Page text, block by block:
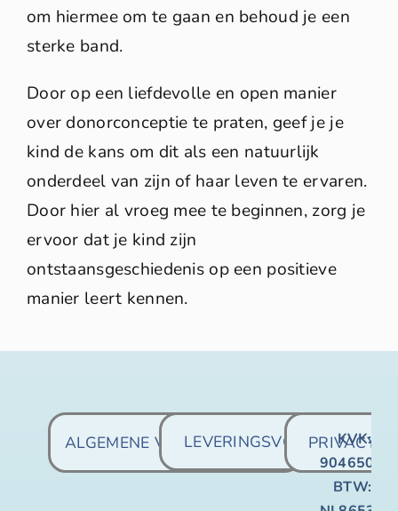
om hiermee om te gaan en behoud je een
sterke band.
Door op een liefdevolle en open manier
over donorconceptie te praten, geef je je
kind de kans om dit als een natuurlijk
onderdeel van zijn of haar leven te ervaren.
Door hier al vroeg mee te beginnen, zorg je
ervoor dat je kind zijn
ontstaansgeschiedenis op een positieve
manier leert kennen.
ALGEMENE VOORWAARDEN PRIVACY
KVK:
90465067
BTW: